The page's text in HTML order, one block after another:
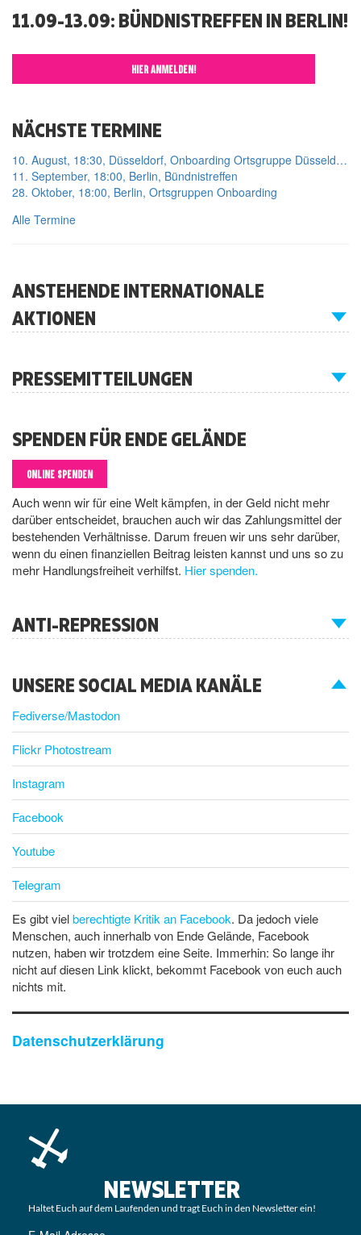
11.09-13.09: BÜNDNISTREFFEN IN BERLIN!
HIER ANMELDEN!
NÄCHSTE TERMINE
10. August, 18:30, Düsseldorf, Onboarding Ortsgruppe Düsseldorf
11. September, 18:00, Berlin, Bündnistreffen
28. Oktober, 18:00, Berlin, Ortsgruppen Onboarding
Alle Termine
ANSTEHENDE INTERNATIONALE
AKTIONEN
PRESSEMITTEILUNGEN
SPENDEN FÜR ENDE GELÄNDE
ONLINE SPENDEN
Auch wenn wir für eine Welt kämpfen, in der Geld nicht mehr
darüber entscheidet, brauchen auch wir das Zahlungsmittel der
bestehenden Verhältnisse. Darum freuen wir uns sehr darüber,
wenn du einen finanziellen Beitrag leisten kannst und uns so zu
mehr Handlungsfreiheit verhilfst. Hier spenden.
ANTI-REPRESSION
UNSERE SOCIAL MEDIA KANÄLE
Fediverse/Mastodon
Flickr Photostream
Instagram
Facebook
Youtube
Telegram
Es gibt vielberechtigte Kritik an Facebook. Da jedoch viele
Menschen, auch innerhalb von Ende Gelände, Facebook
nutzen, haben wir trotzdem eine Seite. Immerhin: So lange ihr
nicht auf diesen Link klickt, bekommt Facebook von euch auch
nichts mit.
Datenschutzerklärung
NEWSLETTER
Haltet Euch auf dem Laufenden und tragt Euch in den Newsletter ein!